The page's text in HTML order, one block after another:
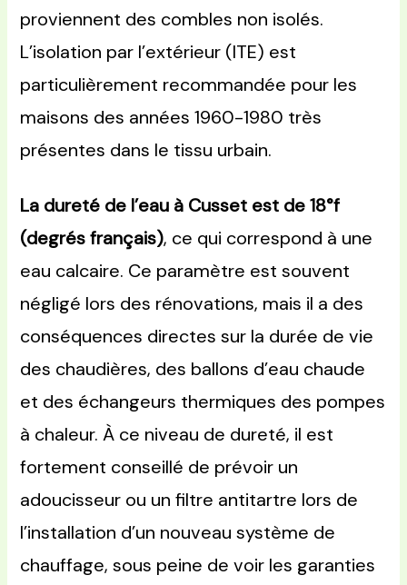
proviennent des combles non isolés.
L’isolation par l’extérieur (ITE) est
particulièrement recommandée pour les
maisons des années 1960-1980 très
présentes dans le tissu urbain.
La dureté de l’eau à Cusset est de 18°f
(degrés français), ce qui correspond à une
eau calcaire. Ce paramètre est souvent
négligé lors des rénovations, mais il a des
conséquences directes sur la durée de vie
des chaudières, des ballons d’eau chaude
et des échangeurs thermiques des pompes
à chaleur. À ce niveau de dureté, il est
fortement conseillé de prévoir un
adoucisseur ou un filtre antitartre lors de
l’installation d’un nouveau système de
chauffage, sous peine de voir les garanties